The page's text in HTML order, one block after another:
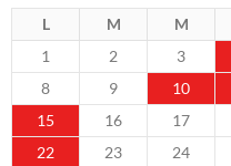
L M M
1
2 3
8
9 10
15
16 17
22
23 24